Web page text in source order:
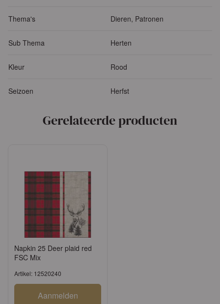
Thema's Dieren, Patronen
Sub Thema Herten
Kleur Rood
Seizoen Herfst
Gerelateerde producten
Napkin 25 Deer plaid red
FSC Mix
Artikel: 12520240
Aanmelden